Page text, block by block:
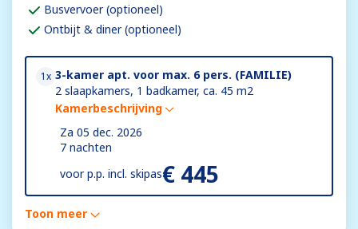
Busvervoer (optioneel)
Ontbijt & diner (optioneel)
1x 3-kamer apt. voor max. 6 pers. (FAMILIE)
2 slaapkamers, 1 badkamer, ca. 45 m2
Kamerbeschrijving
Za 05 dec. 2026
7 nachten
voorp.p. incl. skipas€ 445
Toon meer